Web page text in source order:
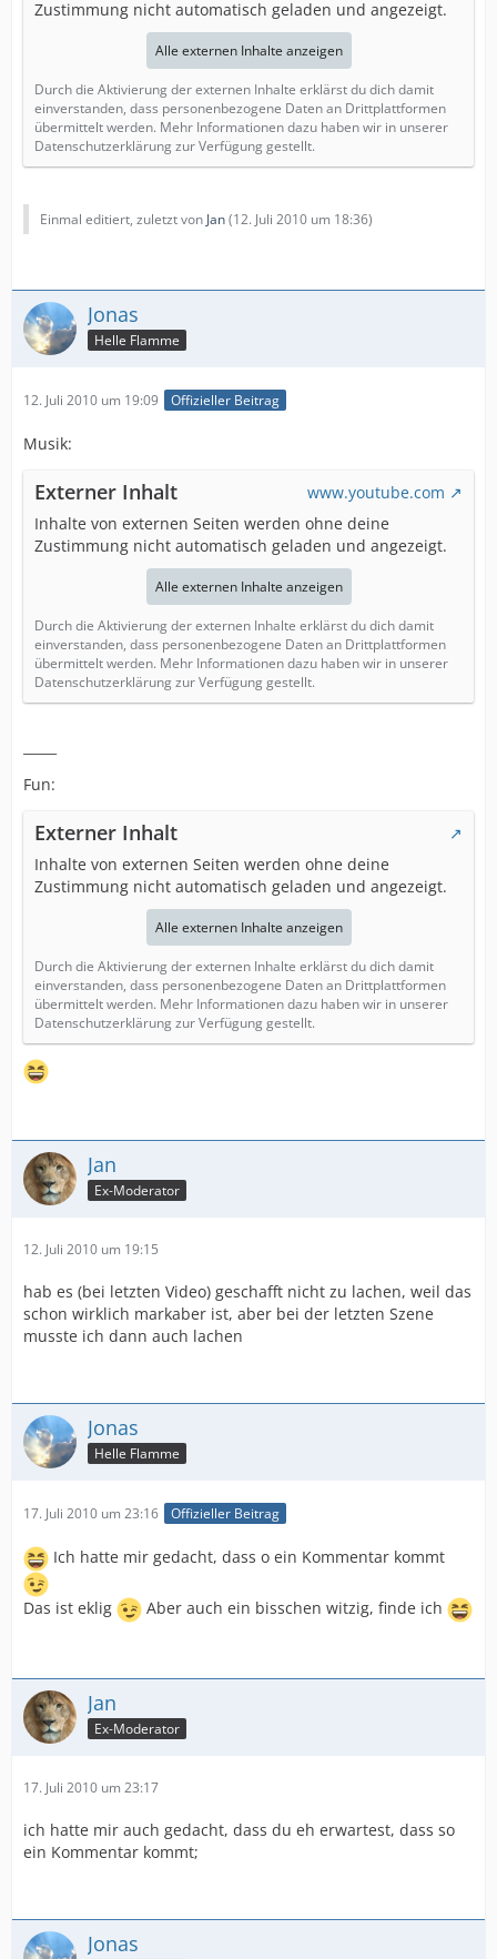
Zustimmung nicht automatisch geladen und angezeigt.
Alle externen Inhalte anzeigen
Durch die Aktivierung der externen Inhalte erklärst du dich damit
einverstanden, dass personenbezogene Daten an Drittplattformen
übermittelt werden. Mehr Informationen dazu haben wir in unserer
Datenschutzerklärung zur Verfügung gestellt.
Einmal editiert, zuletzt von Jan(12. Juli 2010 um 18:36)
Jonas
Helle Flamme
12. Juli 2010 um 19:09 Offizieller Beitrag
Musik:
Externer Inhalt
www.youtube.com
Inhalte von externen Seiten werden ohne deine
Zustimmung nicht automatisch geladen und angezeigt.
Alle externen Inhalte anzeigen
Durch die Aktivierung der externen Inhalte erklärst du dich damit
einverstanden, dass personenbezogene Daten an Drittplattformen
übermittelt werden. Mehr Informationen dazu haben wir in unserer
Datenschutzerklärung zur Verfügung gestellt.
Fun:
Externer Inhalt
Inhalte von externen Seiten werden ohne deine
Zustimmung nicht automatisch geladen und angezeigt.
Alle externen Inhalte anzeigen
Durch die Aktivierung der externen Inhalte erklärst du dich damit
einverstanden, dass personenbezogene Daten an Drittplattformen
übermittelt werden. Mehr Informationen dazu haben wir in unserer
Datenschutzerklärung zur Verfügung gestellt.
Jan
Ex-Moderator
12. Juli 2010 um 19:15
hab es (bei letzten Video) geschafft nicht zu lachen, weil das
schon wirklich markaber ist, aber bei der letzten Szene
musste ich dann auch lachen
Jonas
Helle Flamme
17. Juli 2010 um 23:16 Offizieller Beitrag
Ich hatte mir gedacht, dass o ein Kommentar kommt
Das ist eklig Aber auch ein bisschen witzig, finde ich
Jan
Ex-Moderator
17. Juli 2010 um 23:17
ich hatte mir auch gedacht, dass du eh erwartest, dass so
ein Kommentar kommt;
Jonas